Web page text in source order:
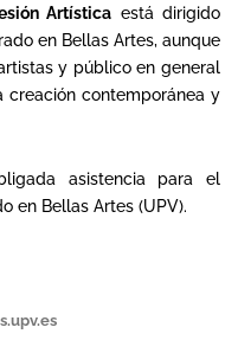
Artística está dirigido
en Bellas Artes, aunque
y público en general
creación contemporánea y
asistencia para el
en Bellas Artes (UPV).